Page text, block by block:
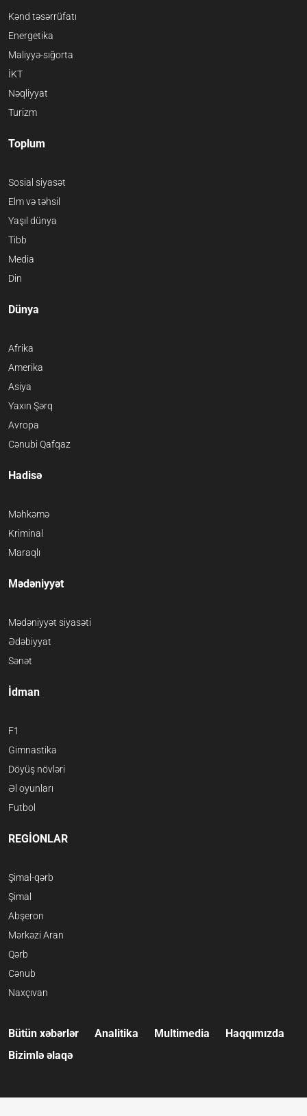
Kənd təsərrüfatı
Energetika
Maliyyə-sığorta
İKT
Nəqliyyat
Turizm
Toplum
Sosial siyasət
Elm və təhsil
Yaşıl dünya
Tibb
Media
Din
Dünya
Afrika
Amerika
Asiya
Yaxın Şərq
Avropa
Cənubi Qafqaz
Hadisə
Məhkəmə
Kriminal
Maraqlı
Mədəniyyət
Mədəniyyət siyasəti
Ədəbiyyat
Sənət
İdman
F1
Gimnastika
Döyüş növləri
Əl oyunları
Futbol
REGİONLAR
Şimal-qərb
Şimal
Abşeron
Mərkəzi Aran
Qərb
Cənub
Naxçıvan
Bütün xəbərlər Analitika Multimedia
Haqqımızda
Bizimlə əlaqə